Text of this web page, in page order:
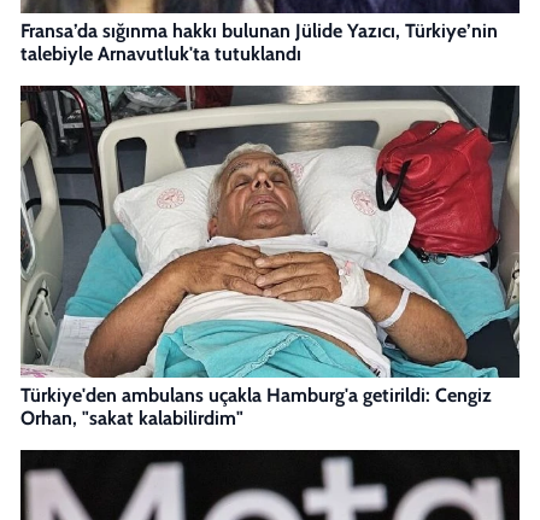
Fransa’da sığınma hakkı bulunan Jülide Yazıcı, Türkiye’nin
talebiyle Arnavutluk'ta tutuklandı
Türkiye'den ambulans uçakla Hamburg'a getirildi: Cengiz
Orhan, "sakat kalabilirdim"